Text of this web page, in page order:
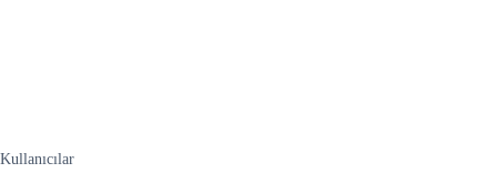
Kullanıcılar